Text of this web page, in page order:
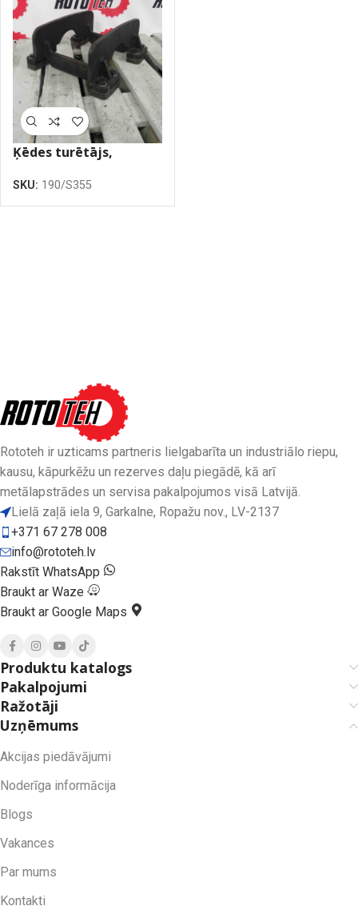
Ķēdes turētājs,
SKU: 190/S355
Rototeh ir uzticams partneris lielgabarīta un industriālo riepu,
kausu, kāpurkēžu un rezerves daļu piegādē, kā arī
metālapstrādes un servisa pakalpojumos visā Latvijā.
Lielā zaļā iela 9, Garkalne, Ropažu nov., LV-2137
+371 67 278 008
info@rototeh.lv
Rakstīt WhatsApp
Braukt ar Waze
Braukt ar Google Maps
Produktu katalogs
Pakalpojumi
Ražotāji
Uzņēmums
Akcijas piedāvājumi
Noderīga informācija
Blogs
Vakances
Par mums
Kontakti